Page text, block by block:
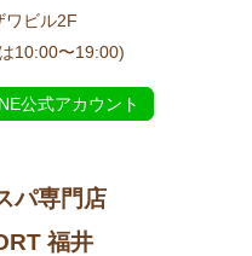
ワビル2F
10:00〜19:00)
公式アカウント
パ専門店
福井